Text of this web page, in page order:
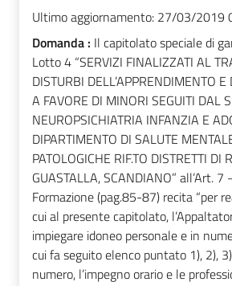
Ultimo aggiornamento: 27/03/2019
Domanda : Il capitolato speciale di
Lotto 4 “SERVIZI FINALIZZATI AL
DISTURBI DELL’APPRENDIMENTO
A FAVORE DI MINORI SEGUITI DAL
NEUROPSICHIATRIA INFANZIA E
DIPARTIMENTO DI SALUTE
PATOLOGICHE RIF.TO DISTRETTI DI
GUASTALLA, SCANDIANO” all’Art.
Formazione (pag.85-87) recita “per
cui al presente capitolato,
impiegare idoneo personale e in
cui fa seguito elenco puntato 1), 2),
numero, l’impegno orario e le